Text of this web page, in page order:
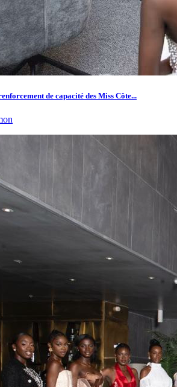
de capacité des Miss Côte...